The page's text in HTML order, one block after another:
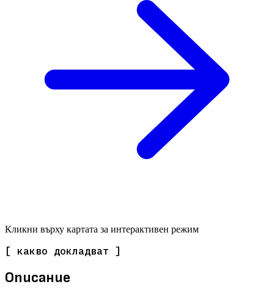
Кликни върху картата за интерактивен режим
[ какво докладват ]
Описание